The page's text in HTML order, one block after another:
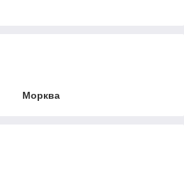
Морква